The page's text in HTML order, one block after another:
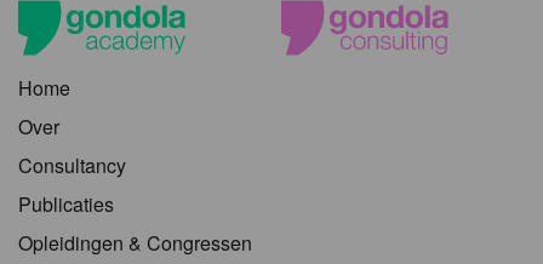
Home
Over
Consultancy
Publicaties
Opleidingen & Congressen